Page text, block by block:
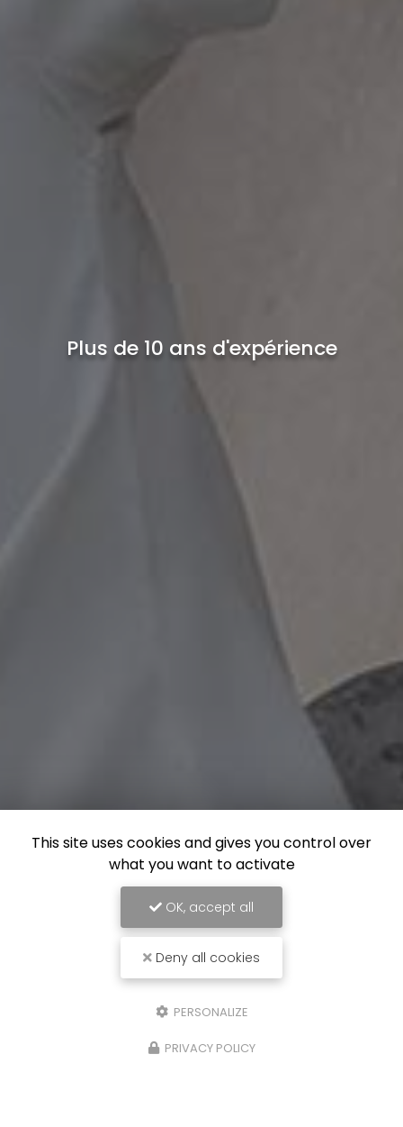
Plus de 10 ans d'expérience
This site uses cookies and gives you control over
what you want to activate
OK, accept all
Deny all cookies
PERSONALIZE
PRIVACY POLICY